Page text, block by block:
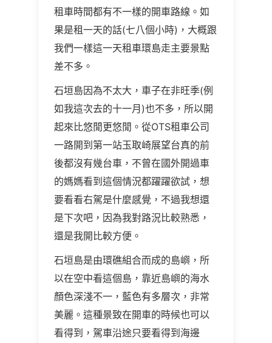
租車時間都有不一樣的開車路線。如
果是租一天的話(七八個小時)，大概跟
我們一樣這一天租車環島走主要景點
差不多。
石垣島因為不太大，車子在非旺季(例
如我這次去的十一月)也不多，所以開
起來比悠閒更悠閒。從OTS租車公司
一路開到第一站玉取崎展望台真的前
後都沒有幾台車，不曾在國外開過車
的媽媽看到這個情況都躍躍欲試，想
要看看右駕是什麼感覺，不過我想還
是下次吧，因為我對路況比較熟悉，
還是我開比較方便。
石垣島是由環礁組合而成的島嶼，所
以在空中看這個島，靠近島嶼的海水
顏色深淺不一，藍色有多層次，非常
美麗。這種景致在開車的時候也可以
看得到，駕車沿途只要看得到海邊